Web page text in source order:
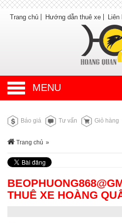
Trang chủ Hướng dẫn thuê xe Liên
MENU
Báo giá Tư vấn Giỏ hàng
Trang chủ »
THUÊ XE HOÀNG